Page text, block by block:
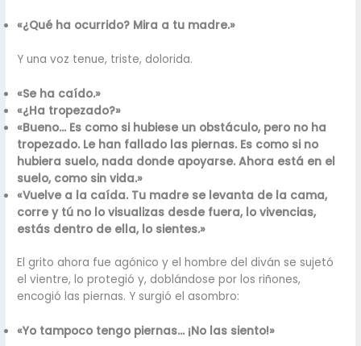
«¿Qué ha ocurrido? Mira a tu madre.»
Y una voz tenue, triste, dolorida.
«Se ha caído.»
«¿Ha tropezado?»
«Bueno… Es como si hubiese un obstáculo, pero no ha
tropezado. Le han fallado las piernas. Es como si no
hubiera suelo, nada donde apoyarse. Ahora está en el
suelo, como sin vida.»
«Vuelve a la caída. Tu madre se levanta de la cama,
corre y tú no lo visualizas desde fuera, lo vivencias,
estás dentro de ella, lo sientes.»
El grito ahora fue agónico y el hombre del diván se sujetó
el vientre, lo protegió y, doblándose por los riñones,
encogió las piernas. Y surgió el asombro:
«Yo tampoco tengo piernas… ¡No las siento!»